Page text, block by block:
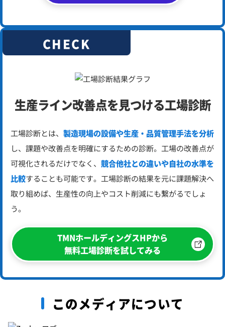
CHECK
生産ライン改善点を見つける工場診断
工場診断とは、 製造現場の設備や生産・品質管理手法を分析
し、課題や改善点を明確にするための診断。 工場の改善点が
可視化されるだけでなく、 競合他社との違いや自社の水準を
比較することも可能です。 工場診断の結果を元に課題解決へ
取り組めば、生産性の向上やコスト削減にも繋がるでしょ
う。
TMNホールディングスHPから
無料工場診断を試してみる
このメディアについて